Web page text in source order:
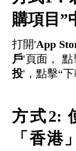
購項目”
打開'App
戶'頁面， 點
投'，點擊“下
方式2:
「香港